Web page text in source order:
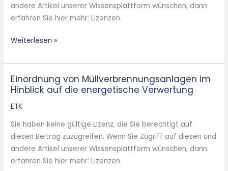
andere Artikel unserer Wissensplattform wünschen, dann
erfahren Sie hier mehr: Lizenzen.
Dampferzeugern
schwierige
Weiterlesen »
Einordnung von Müllverbrennungsanlagen im
Hinblick auf die energetische Verwertung
ETK
Sie haben keine gültige Lizenz, die Sie berechtigt auf
diesen Beitrag zuzugreifen. Wenn Sie Zugriff auf diesen und
andere Artikel unserer Wissensplattform wünschen, dann
erfahren Sie hier mehr: Lizenzen.
Einordnung
von
Müllverbrennungsanlagen
Hinblick
auf
die
energetische